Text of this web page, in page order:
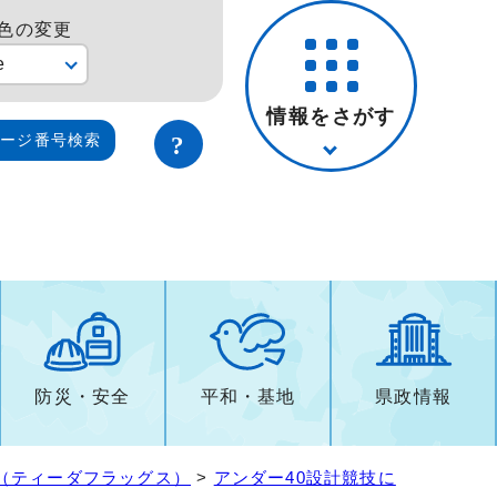
の変更
ジ番号検索
情報をさがす
防災・安全 平和・基地 県政情報
ィーダフラッグス） > アンダー40設計競技に